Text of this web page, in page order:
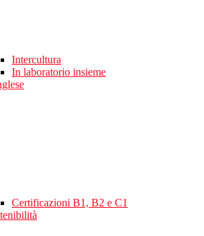
Intercultura
In laboratorio insieme
Certificazioni B1, B2 e C1